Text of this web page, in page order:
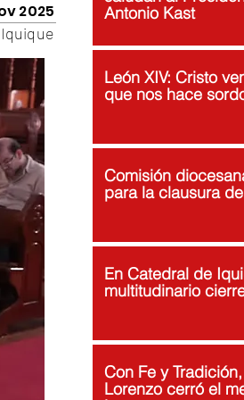
2025
Iquique
Antonio Kast
León XIV: Cristo
que nos hace
Comisión
para la clausura
En Catedral de
multitudinario
Con Fe y
Lorenzo cerró el